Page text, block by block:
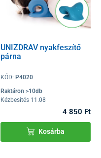
UNIZDRAV nyakfeszítő
párna
KÓD:P4020
Raktáron >10db
Kézbesítés 11.08
4 850 Ft
Kosárba